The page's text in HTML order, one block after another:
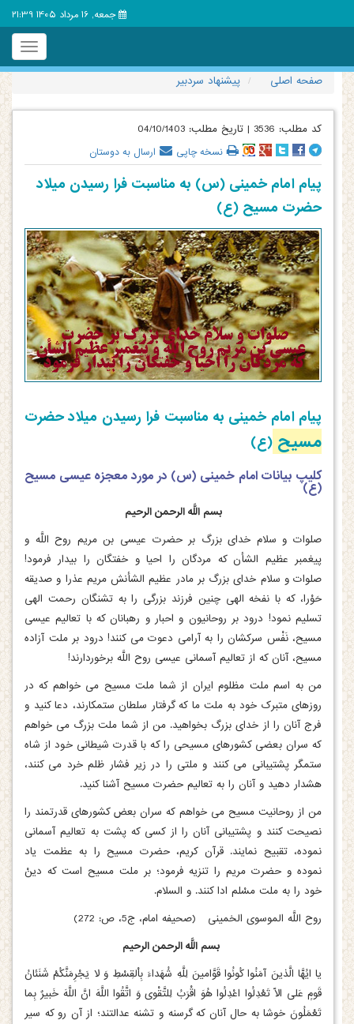
جمعه, 16 مرداد 1405 21:39
Toggle
صفحه اصلی
پیشنهاد سردبیر
کد مطلب: 3536
| تاریخ مطلب: 04/10/1403
نسخه چاپی ارسال به دوستان
پیام امام خمینی (س) به مناسبت فرا رسیدن میلاد
حضرت مسیح (ع)
پیام امام خمینی به مناسبت فرا رسیدن میلاد حضرت
مسیح (ع)
کلیپ بیانات امام خمینی (س) در مورد معجزه عیسی مسیح
(ع)
بسم اللَّه الرحمن الرحیم‏
صلوات و سلام خدای بزرگ بر حضرت عیسی بن مریم روح اللَّه و
پیغمبر عظیم الشأن که مردگان را احیا و خفتگان را بیدار فرمود!
صلوات و سلام خدای بزرگ بر مادر عظیم الشأنش مریم عذرا و صدیقه
حَوْرا، که با نفخه الهی چنین فرزند بزرگی را به تشنگان رحمت الهی
تسلیم نمود! درود بر روحانیون و احبار و رهبانان که با تعالیم عیسی
مسیح، نَفْس سرکشان را به آرامی دعوت می‏ کنند! درود بر ملت آزاده
مسیح، آنان که از تعالیم آسمانی عیسی روح اللَّه برخوردارند!
من به اسم ملت مظلوم ایران از شما ملت مسیح می‏ خواهم که در
روزهای متبرک خود به ملت ما که گرفتار سلطان ستمکارند، دعا کنید و
فرج آنان را از خدای بزرگ بخواهید. من از شما ملت بزرگ می‏ خواهم
که سران بعضی کشورهای مسیحی را که با قدرت شیطانی خود از شاه
ستمگر پشتیبانی می‏ کنند و ملتی را در زیر فشار ظلم خرد می‏ کنند،
هشدار دهید و آنان را به تعالیم حضرت مسیح آشنا کنید.
من از روحانیت مسیح می‏ خواهم که سران بعض کشورهای قدرتمند را
نصیحت کنند و پشتیبانی آنان را از کسی که پشت به تعالیم آسمانی
نموده، تقبیح نمایند. قرآن کریم، حضرت مسیح را به عظمت یاد
نموده و حضرت مریم را تنزیه فرمود؛ بر ملت مسیح است که دینْ
خود را به ملت مسْلم ادا کنند. و السلام.
روح اللَّه الموسوی الخمینی‏ (صحیفه امام، ج‏5، ص: 272)
بسم اللَّه الرحمن الرحیم‏
یا ایُهَّا الَّذینَ آمَنُوا کُونُوا قَوَّامینَ لِلَّهِ شُهَداءَ بِاْلقِسْطِ وَ لا یَجْرِمَنَّکُمْ شَنَئانُ
قَومٍ عَلی الّا تَعْدِلُوا اعْدِلُوا هُوَ اقْرَبُ لِلتَّقْوی‏ وَ اتَّقُوا اللَّهَ انَّ اللَّهَ خَبیرٌ بِما
تَعْمَلُونَ خوشا به حال آنان که گرسنه و تشنه عدالتند؛ از آن رو که سیر